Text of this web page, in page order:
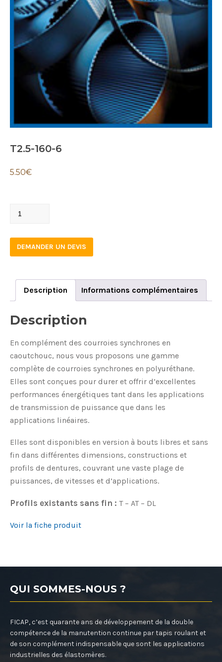
T2.5-160-6
5.50€
T2.5-
6
quantity
DEMANDER UN DEVIS
Description Informations complémentaires
Description
En complément des courroies synchrones en
caoutchouc, nous vous proposons une gamme
complète de courroies synchrones en polyuréthane.
Elles sont conçues pour durer et offrir d’excellentes
performances énergétiques tant dans les applications
de transmission de puissance que dans les
applications linéaires.
Elles sont disponibles en version à bouts libres et sans
fin dans différentes dimensions, constructions et
profils de dentures, couvrant une vaste plage de
puissances, de vitesses et d’applications.
Profils existants sans fin : T – AT – DL
Voir la fiche produit
QUI SOMMES-NOUS ?
FICAP, c’est quarante ans de développement de la double
compétence de la manutention continue par tapis roulant et
de son complément indispensable que sont les applications
industrielles des élastomères.